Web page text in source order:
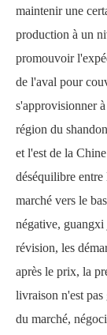
maintenir une
production à un
promouvoir
de l'aval pour
s'approvisionner
région du
et l'est de la
déséquilibre
marché vers le
négative,
révision, les
après le prix, la
livraison n'est
du marché,